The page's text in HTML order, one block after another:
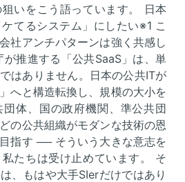
いをこう語っています。 日本
てるシステム」にしたい※1 こ
社アンチパターンは強く共感し
推進する「公共SaaS」は、単
はありません。日本の公共ITが
へと構造転換し、規模の大小を
体、国の政府機関、準公共団
の公共組織がモダンな技術の恩
指す ── そういう大きな意志を
たちは受け止めています。 そ
、もはや大手SIerだけではあり